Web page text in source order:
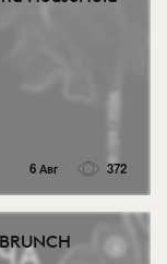
6 Авг 372